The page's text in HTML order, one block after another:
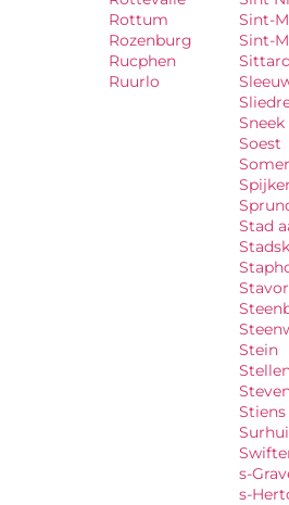
Rottum
Rozenburg
Rucphen
Ruurlo
Sint-
Sint-
Sittard
Sneek
Soest
Stad
Stein
Stiens
s-
s-